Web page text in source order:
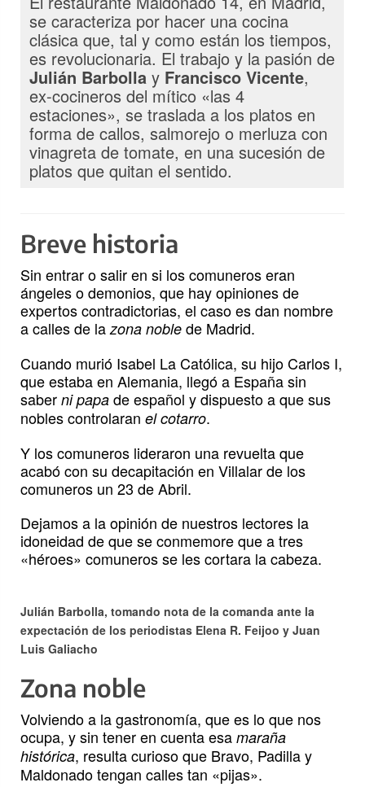
se caracteriza por hacer una cocina
clásica que, tal y como están los tiempos,
es revolucionaria. El trabajo y la pasión de
Julián Barbolla y Francisco Vicente,
ex-cocineros del mítico «las 4
estaciones», se traslada a los platos en
forma de callos, salmorejo o merluza con
vinagreta de tomate, en una sucesión de
platos que quitan el sentido.
Breve historia
Sin entrar o salir en si los comuneros eran
ángeles o demonios, que hay opiniones de
expertos contradictorias, el caso es dan nombre
a calles de lazona noble de Madrid.
Cuando murió Isabel La Católica, su hijo Carlos I,
que estaba en Alemania, llegó a España sin
saber ni papa de español y dispuesto a que sus
nobles controlaran el cotarro.
Y los comuneros lideraron una revuelta que
acabó con su decapitación en Villalar de los
comuneros un 23 de Abril.
Dejamos a la opinión de nuestros lectores la
idoneidad de que se conmemore que a tres
«héroes» comuneros se les cortara la cabeza.
Julián Barbolla, tomando nota de la comanda ante la
expectación de los periodistas Elena R. Feijoo y Juan
Luis Galiacho
Zona noble
Volviendo a la gastronomía, que es lo que nos
ocupa, y sin tener en cuenta esa maraña
histórica, resulta curioso que Bravo, Padilla y
Maldonado tengan calles tan «pijas».